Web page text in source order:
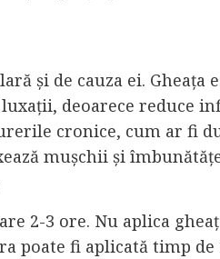
și de cauza ei. Gheața
deoarece reduce
cronice, cum ar fi
mușchii și
2-3 ore. Nu aplica
poate fi aplicată timp